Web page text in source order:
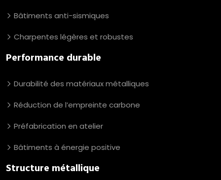
Bâtiments anti-sismiques
Charpentes légères et robustes
Performance durable
Durabilité des matériaux métalliques
Réduction de l’empreinte carbone
Préfabrication en atelier
Bâtiments à énergie positive
Structure métallique